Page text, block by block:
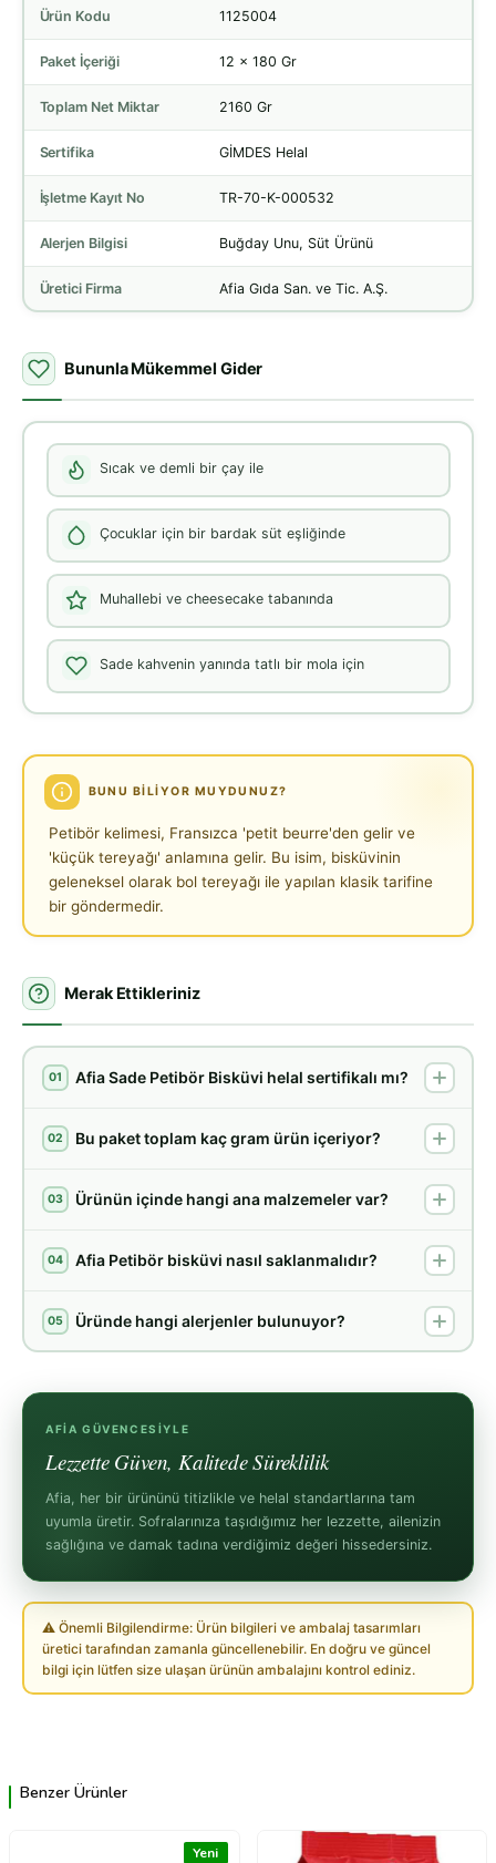
Ürün Kodu 1125004
Paket İçeriği 12 x 180 Gr
Toplam Net Miktar 2160 Gr
Sertifika GİMDES Helal
İşletme Kayıt No TR-70-K-000532
Alerjen Bilgisi Buğday Unu, Süt Ürünü
Üretici Firma Afia Gıda San. ve Tic. A.Ş.
Bununla Mükemmel Gider
Sıcak ve demli bir çay ile
Çocuklar için bir bardak süt eşliğinde
Muhallebi ve cheesecake tabanında
Sade kahvenin yanında tatlı bir mola için
BUNU BILIYOR MUYDUNUZ?
Petibör kelimesi, Fransızca 'petit beurre'den gelir ve
'küçük tereyağı' anlamına gelir. Bu isim, bisküvinin
geleneksel olarak bol tereyağı ile yapılan klasik tarifine
bir göndermedir.
Merak Ettikleriniz
01 Afia Sade Petibör Bisküvi helal sertifikalı mı?
02 Bu paket toplam kaç gram ürün içeriyor?
03 Ürünün içinde hangi ana malzemeler var?
04 Afia Petibör bisküvi nasıl saklanmalıdır?
05 Üründe hangi alerjenler bulunuyor?
AFIA GÜVENCESIYLE
Lezzette Güven, Kalitede Süreklilik
Afia, her bir ürününü titizlikle ve helal standartlarına tam
uyumla üretir. Sofralarınıza taşıdığımız her lezzette, ailenizin
sağlığına ve damak tadına verdiğimiz değeri hissedersiniz.
⚠ Önemli Bilgilendirme: Ürün bilgileri ve ambalaj tasarımları
üretici tarafından zamanla güncellenebilir. En doğru ve güncel
bilgi için lütfen size ulaşan ürünün ambalajını kontrol ediniz.
Benzer Ürünler
Yeni